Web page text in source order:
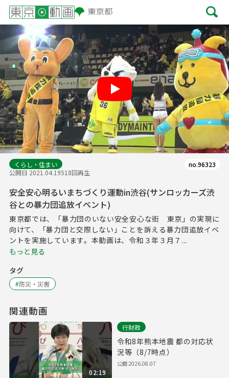
Play
くらし・住まい
公開日 2021.04.19518回再生
no.96323
安全安心明るいまちづくり運動in渋谷(サンロッカーズ渋
谷との暴力団追放イベント)
東京都では、「暴力団のいない安全安心な街 東京」の実現に
向けて、「暴力団と交際しない」ことを訴える暴力団追放イベ
ントを実施しています。本動画は、令和３年３月７...
もっと見る
タグ
#防災・災害
関連動画
02:19
行財政
令和8年熊本地震 都の対応状
況等（8/7時点）
公開2026.08.07